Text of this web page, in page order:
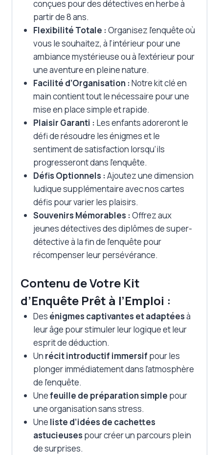
conçues pour des détectives en herbe à
partir de 8 ans.
Flexibilité Totale :Organisez l’enquête où
vous le souhaitez, à l’intérieur pour une
ambiance mystérieuse ou à l’extérieur pour
une aventure en pleine nature.
Facilité d’Organisation :Notre kit clé en
main contient tout le nécessaire pour une
mise en place simple et rapide.
Plaisir Garanti : Les enfants adoreront le
défi de résoudre les énigmes et le
sentiment de satisfaction lorsqu’ils
progresseront dans l’enquête.
Défis Optionnels :Ajoutez une dimension
ludique supplémentaire avec nos cartes
défis pour varier les plaisirs.
Souvenirs Mémorables :Offrez aux
jeunes détectives des diplômes de super-
détective à la fin de l’enquête pour
récompenser leur persévérance.
Contenu de Votre Kit
d’Enquête Prêt à l’Emploi :
Des énigmes captivantes et adaptéesà
leur âge pour stimuler leur logique et leur
esprit de déduction.
Un récit introductif immersif pour les
plonger immédiatement dans l’atmosphère
de l’enquête.
Unefeuille de préparation simple pour
une organisation sans stress.
Une liste d’idées de cachettes
astucieuses pour créer un parcours plein
de surprises.